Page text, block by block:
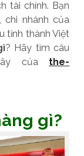
tài chính. Bạn
nhánh của
tỉnh thành Việt
? Hãy tìm câu
của the-
gì?